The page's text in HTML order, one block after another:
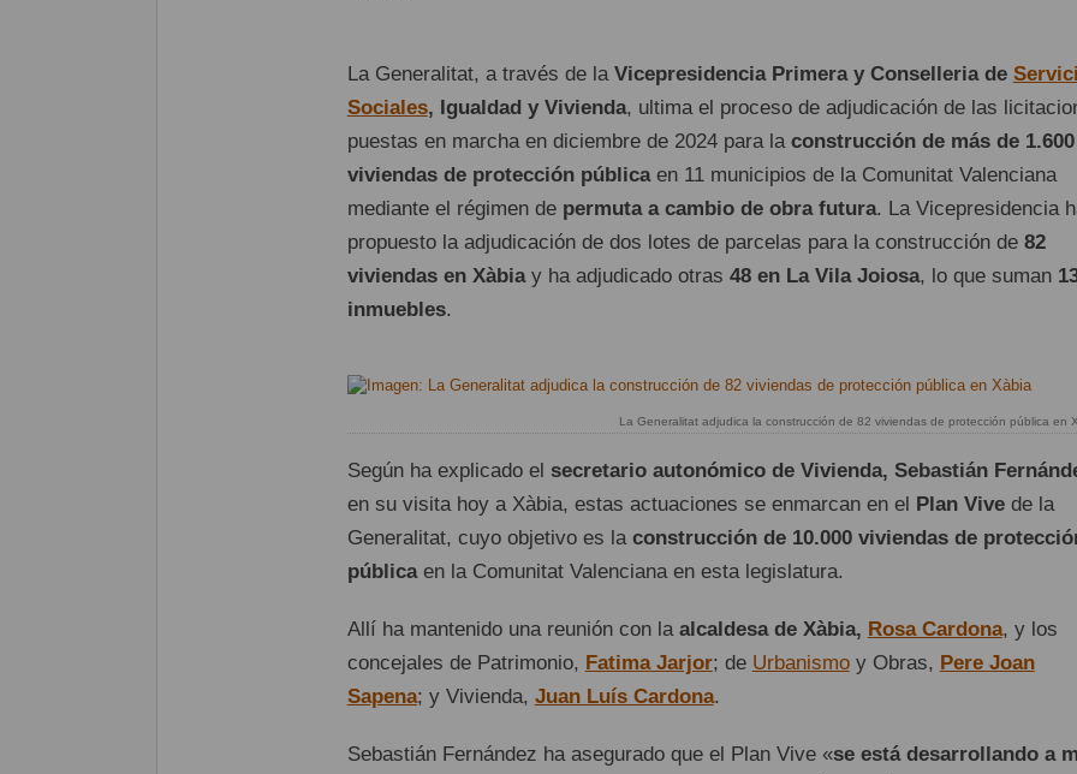
La Generalitat, a través de la Vicepresidencia Primera y Conselleria de
Sociales, Igualdad y Vivienda, ultima el proceso de adjudicación de las
puestas en marcha en diciembre de 2024 para la construcción de más de 1.600
viviendas de protección públicaen 11 municipios de la Comunitat Valenciana
mediante el régimen de permuta a cambio de obra futura. La Vicepresidencia
propuesto la adjudicación de dos lotes de parcelas para la construcción de 82
viviendas en Xàbiay ha adjudicado otras 48 en La Vila Joiosa, lo que suman
inmuebles.
La Generalitat adjudica la construcción de 82 viviendas de protección pública en
Según ha explicado el secretario autonómico de Vivienda, Sebastián
en su visita hoy a Xàbia, estas actuaciones se enmarcan en el
Plan Vivede la
Generalitat, cuyo objetivo es la construcción de 10.000 viviendas de
públicaen la Comunitat Valenciana en esta legislatura.
Allí ha mantenido una reunión con la alcaldesa de Xàbia, Rosa Cardona, y los
concejales de Patrimonio, Fatima Jarjor; de Urbanismoy Obras, Pere Joan
Sapena; y Vivienda, Juan Luís Cardona.
Sebastián Fernández ha asegurado que el Plan Vive «se está desarrollando a